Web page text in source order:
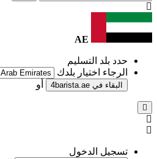
AE
حدد بلد التسليم
الرجاء اختيار بلدك
البقاء في 4barista.ae أو
تسجيل الدخول